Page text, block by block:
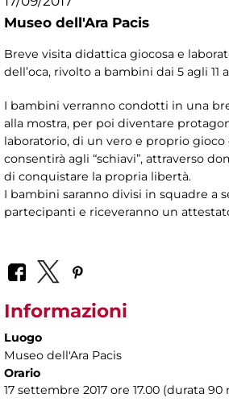
Museo dell'Ara Pacis
Breve visita didattica giocosa e
dell’oca, rivolto a bambini dai 5 agli 11
I bambini verranno condotti in una
alla mostra, per poi diventare
laboratorio, di un vero e proprio gioco
consentirà agli “schiavi”, attraverso
di conquistare la propria libertà.
I bambini saranno divisi in squadre a
partecipanti e riceveranno un
Informazioni
Luogo
Museo dell'Ara Pacis
Orario
17 settembre 2017 ore 17.00 (durata